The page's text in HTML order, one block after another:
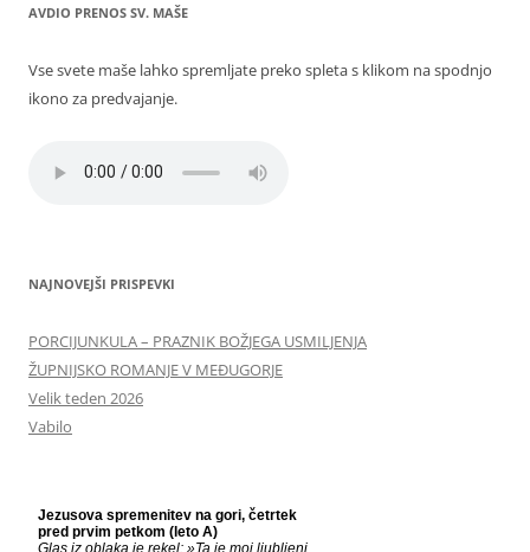
AVDIO PRENOS SV. MAŠE
Vse svete maše lahko spremljate preko spleta s klikom na spodnjo
ikono za predvajanje.
NAJNOVEJŠI PRISPEVKI
PORCIJUNKULA – PRAZNIK BOŽJEGA USMILJENJA
ŽUPNIJSKO ROMANJE V MEĐUGORJE
Velik teden 2026
Vabilo